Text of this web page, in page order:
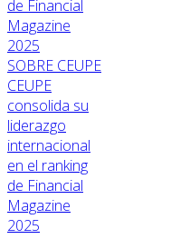
SOBRE CEUPE
CEUPE
consolida su
liderazgo
internacional
en el ranking
de Financial
Magazine
2025